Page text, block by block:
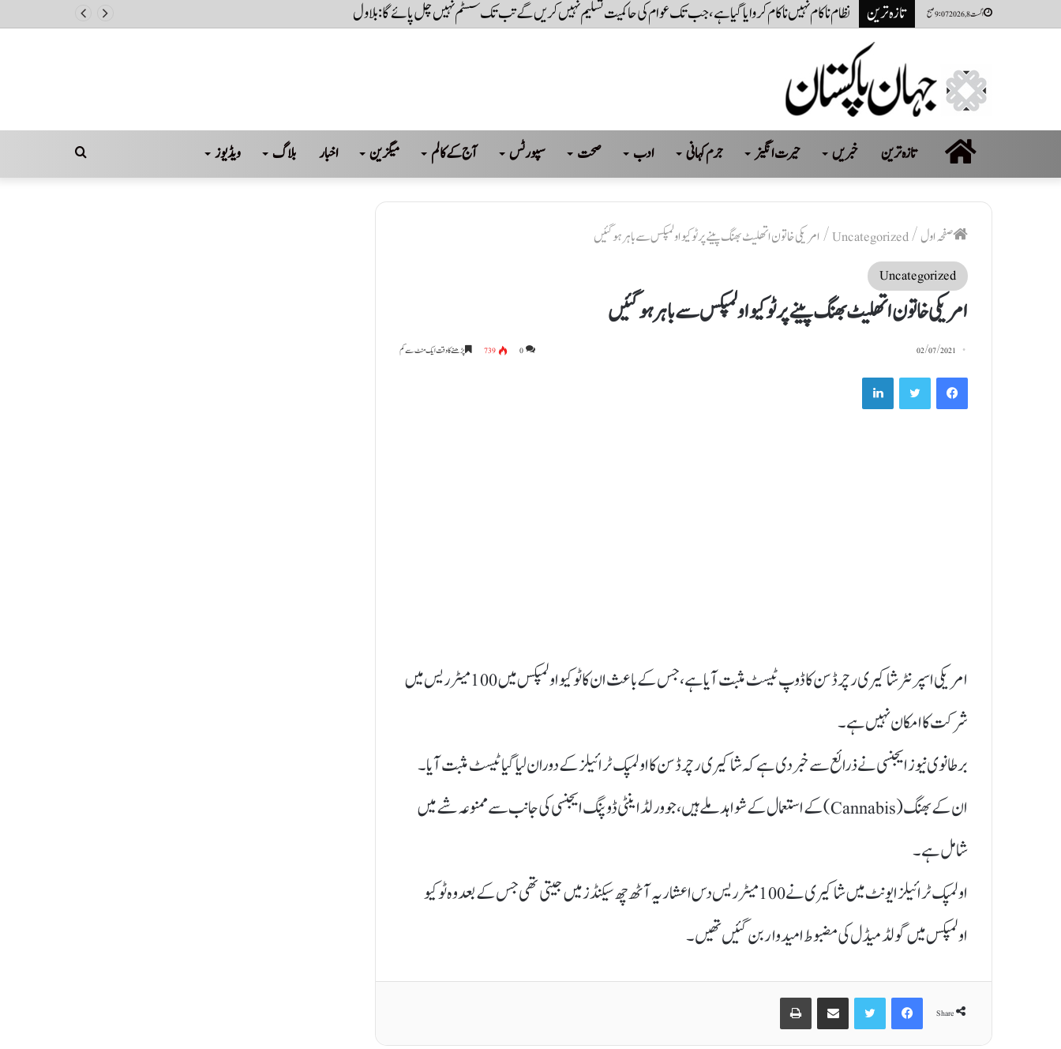
اگست 8, 2026 9:07 صبح تازہ ترین نظام ناکام نہیں ناکام کروایاگیا ہے، جب تک عوام کی حاکمیت تسلیم نہیں کریں گے تب تک سسٹم نہیں چل پائےگا: بلاول
صفحہ
اول
تازہ ترین خبریں حیرت انگیز جرم کہانی ادب صحت سپورٹس آج کے کالم میگزین اخبار بلاگ ویڈیوز Search
صفحہ اول /
Uncategorized
/ امریکی خاتون اتھلیٹ بھنگ پینے پر ٹوکیو اولمپکس سے باہر ہو گئیں
Uncategorized
امریکی خاتون اتھلیٹ بھنگ پینے پر ٹوکیو اولمپکس سے باہر ہو گئیں
02/07/2021
0
739 پڑھنے کا وقت ایک منٹ سے کم
Facebook
Twitter
LinkedIn
امریکی اسپرنٹر شاکیری رچرڈسن کا ڈوپ ٹیسٹ مثبت آیا ہے، جس کے باعث ان کا ٹوکیو اولمپکس میں 100 میٹر ریس میں
شرکت کا امکان نہیں ہے۔
برطانوی نیوز ایجنسی نے ذرائع سے خبر دی ہے کہ شاکیری رچرڈسن کا اولمپک ٹرائیلز کے دوران لیا گیا ٹیسٹ مثبت آیا۔
ان کے بھنگ (Cannabis) کے استعمال کے شواہد ملے ہیں، جو ورلڈ اینٹی ڈوپنگ ایجنسی کی جانب سے ممنوعہ شے میں
شامل ہے۔
اولمپک ٹرائیلز ایونٹ میں شاکیری نے 100 میٹر ریس دس اعشاریہ آٹھ چھ سیکنڈز میں جیتی تھی جس کے بعد وہ ٹوکیو
اولمپکس میں گولڈ میڈل کی مضبوط امیدوار بن گئیں تھیں۔
Share
Facebook
Twitter
Share via Email
Print